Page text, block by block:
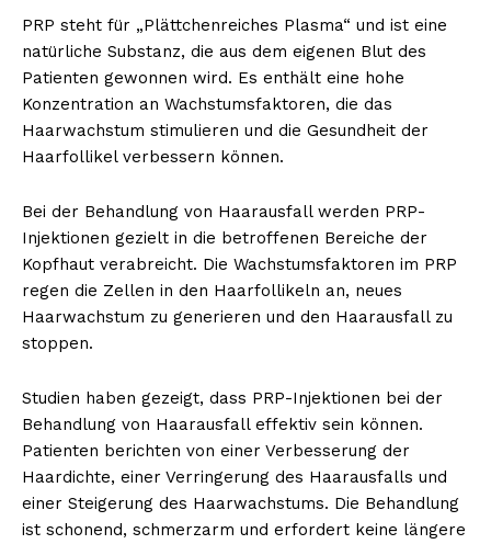
PRP steht für „Plättchenreiches Plasma“ und ist eine
natürliche Substanz, die aus dem eigenen Blut des
Patienten gewonnen wird. Es enthält eine hohe
Konzentration an Wachstumsfaktoren, die das
Haarwachstum stimulieren und die Gesundheit der
Haarfollikel verbessern können.
Bei der Behandlung von Haarausfall werden PRP-
Injektionen gezielt in die betroffenen Bereiche der
Kopfhaut verabreicht. Die Wachstumsfaktoren im PRP
regen die Zellen in den Haarfollikeln an, neues
Haarwachstum zu generieren und den Haarausfall zu
stoppen.
Studien haben gezeigt, dass PRP-Injektionen bei der
Behandlung von Haarausfall effektiv sein können.
Patienten berichten von einer Verbesserung der
Haardichte, einer Verringerung des Haarausfalls und
einer Steigerung des Haarwachstums. Die Behandlung
ist schonend, schmerzarm und erfordert keine längere